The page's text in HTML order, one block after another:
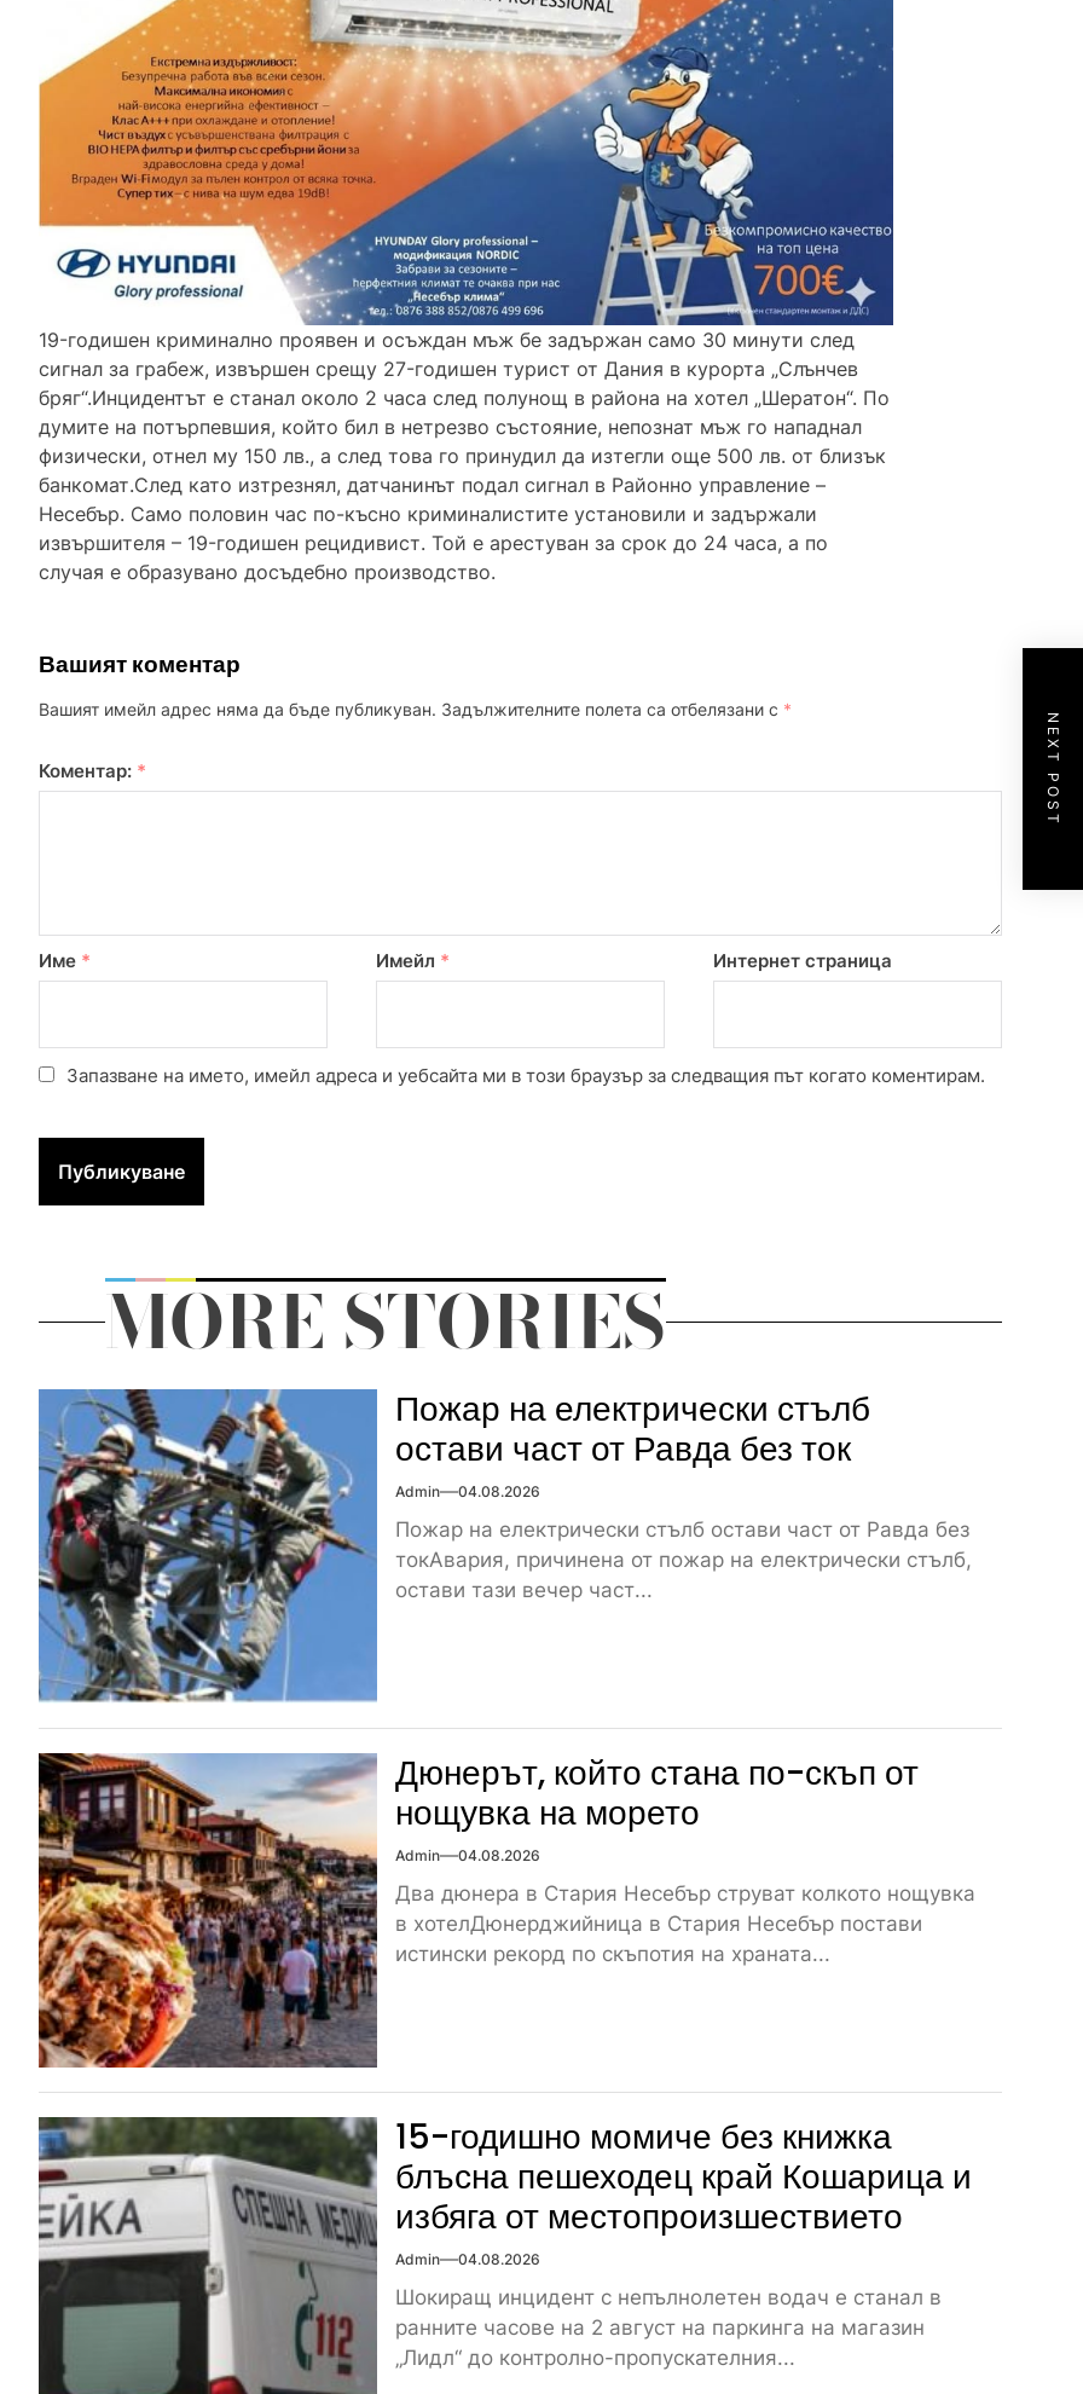
19-годишен криминално проявен и осъждан мъж бе задържан само 30 минути след
сигнал за грабеж, извършен срещу 27-годишен турист от Дания в курорта „Слънчев
бряг“.Инцидентът е станал около 2 часа след полунощ в района на хотел „Шератон“. По
думите на потърпевшия, който бил в нетрезво състояние, непознат мъж го нападнал
физически, отнел му 150 лв., а след това го принудил да изтегли още 500 лв. от близък
банкомат.След като изтрезнял, датчанинът подал сигнал в Районно управление –
Несебър. Само половин час по-късно криминалистите установили и задържали
извършителя – 19-годишен рецидивист. Той е арестуван за срок до 24 часа, а по
случая е образувано досъдебно производство.
Вашият коментар
Вашият имейл адрес няма да бъде публикуван. Задължителните полета са отбелязани с *
Коментар: *
Име * Имейл * Интернет страница
Запазване на името, имейл адреса и уебсайта ми в този браузър за следващия път когато коментирам.
NEXT POST
MORE STORIES
Пожар на електрически стълб
остави част от Равда без ток
Admin 04.08.2026
Пожар на електрически стълб остави част от Равда без
токАвария, причинена от пожар на електрически стълб,
остави тази вечер част...
Дюнерът, който стана по-скъп от
нощувка на морето
Admin 04.08.2026
Два дюнера в Стария Несебър струват колкото нощувка
в хотелДюнерджийница в Стария Несебър постави
истински рекорд по скъпотия на храната...
15-годишно момиче без книжка
блъсна пешеходец край Кошарица и
избяга от местопроизшествието
Admin 04.08.2026
Шокиращ инцидент с непълнолетен водач е станал в
ранните часове на 2 август на паркинга на магазин
„Лидл“ до контролно-пропускателния...